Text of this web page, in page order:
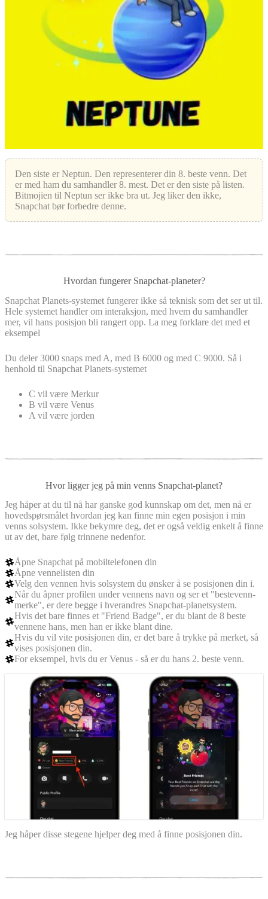
Den siste er Neptun. Den representerer din 8. beste venn. Det
er med ham du samhandler 8. mest. Det er den siste på listen.
Bitmojien til Neptun ser ikke bra ut. Jeg liker den ikke,
Snapchat bør forbedre denne.
Hvordan fungerer Snapchat-planeter?
Snapchat Planets-systemet fungerer ikke så teknisk som det ser ut til.
Hele systemet handler om interaksjon, med hvem du samhandler
mer, vil hans posisjon bli rangert opp. La meg forklare det med et
eksempel
Du deler 3000 snaps med A, med B 6000 og med C 9000. Så i
henhold til Snapchat Planets-systemet
C vil være Merkur
B vil være Venus
A vil være jorden
Hvor ligger jeg på min venns Snapchat-planet?
Jeg håper at du til nå har ganske god kunnskap om det, men nå er
hovedspørsmålet hvordan jeg kan finne min egen posisjon i min
venns solsystem. Ikke bekymre deg, det er også veldig enkelt å finne
ut av det, bare følg trinnene nedenfor.
Åpne Snapchat på mobiltelefonen din
Åpne vennelisten din
Velg den vennen hvis solsystem du ønsker å se posisjonen din i.
Når du åpner profilen under vennens navn og ser et "bestevenn-
merke", er dere begge i hverandres Snapchat-planetsystem.
Hvis det bare finnes et "Friend Badge", er du blant de 8 beste
vennene hans, men han er ikke blant dine.
Hvis du vil vite posisjonen din, er det bare å trykke på merket, så
vises posisjonen din.
For eksempel, hvis du er Venus - så er du hans 2. beste venn.
Jeg håper disse stegene hjelper deg med å finne posisjonen din.